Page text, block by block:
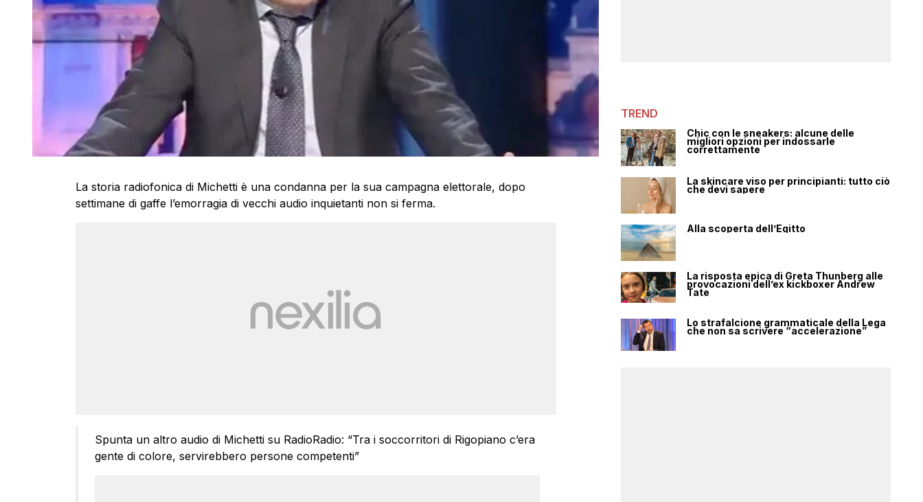
La storia radiofonica di Michetti è una condanna per la sua campagna elettorale, dopo
settimane di gaffe l’emorragia di vecchi audio inquietanti non si ferma.
Spunta un altro audio di Michetti su RadioRadio: “Tra i soccorritori di Rigopiano c’era
gente di colore, servirebbero persone competenti”
TREND
Chic con le sneakers: alcune delle
migliori opzioni per indossarle
correttamente
La skincare viso per principianti: tutto ciò
che devi sapere
Alla scoperta dell’Egitto
La risposta epica di Greta Thunberg alle
provocazioni dell’ex kickboxer Andrew
Tate
Lo strafalcione grammaticale della Lega
che non sa scrivere “accelerazione”